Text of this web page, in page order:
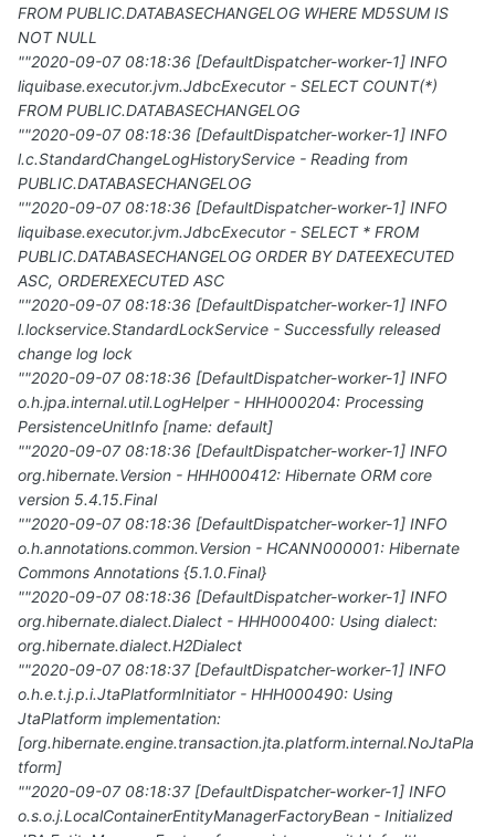
FROM PUBLIC.DATABASECHANGELOG WHERE MD5SUM IS
NOT NULL
""2020-09-07 08:18:36 [DefaultDispatcher-worker-1] INFO
liquibase.executor.jvm.JdbcExecutor - SELECT COUNT(*)
FROM PUBLIC.DATABASECHANGELOG
""2020-09-07 08:18:36 [DefaultDispatcher-worker-1] INFO
l.c.StandardChangeLogHistoryService - Reading from
PUBLIC.DATABASECHANGELOG
""2020-09-07 08:18:36 [DefaultDispatcher-worker-1] INFO
liquibase.executor.jvm.JdbcExecutor - SELECT * FROM
PUBLIC.DATABASECHANGELOG ORDER BY DATEEXECUTED
ASC, ORDEREXECUTED ASC
""2020-09-07 08:18:36 [DefaultDispatcher-worker-1] INFO
l.lockservice.StandardLockService - Successfully released
change log lock
""2020-09-07 08:18:36 [DefaultDispatcher-worker-1] INFO
o.h.jpa.internal.util.LogHelper - HHH000204: Processing
PersistenceUnitInfo [name: default]
""2020-09-07 08:18:36 [DefaultDispatcher-worker-1] INFO
org.hibernate.Version - HHH000412: Hibernate ORM core
version 5.4.15.Final
""2020-09-07 08:18:36 [DefaultDispatcher-worker-1] INFO
o.h.annotations.common.Version - HCANN000001: Hibernate
Commons Annotations {5.1.0.Final}
""2020-09-07 08:18:36 [DefaultDispatcher-worker-1] INFO
org.hibernate.dialect.Dialect - HHH000400: Using dialect:
org.hibernate.dialect.H2Dialect
""2020-09-07 08:18:37 [DefaultDispatcher-worker-1] INFO
o.h.e.t.j.p.i.JtaPlatformInitiator - HHH000490: Using
JtaPlatform implementation:
[org.hibernate.engine.transaction.jta.platform.internal.NoJtaPla
tform]
""2020-09-07 08:18:37 [DefaultDispatcher-worker-1] INFO
o.s.o.j.LocalContainerEntityManagerFactoryBean - Initialized